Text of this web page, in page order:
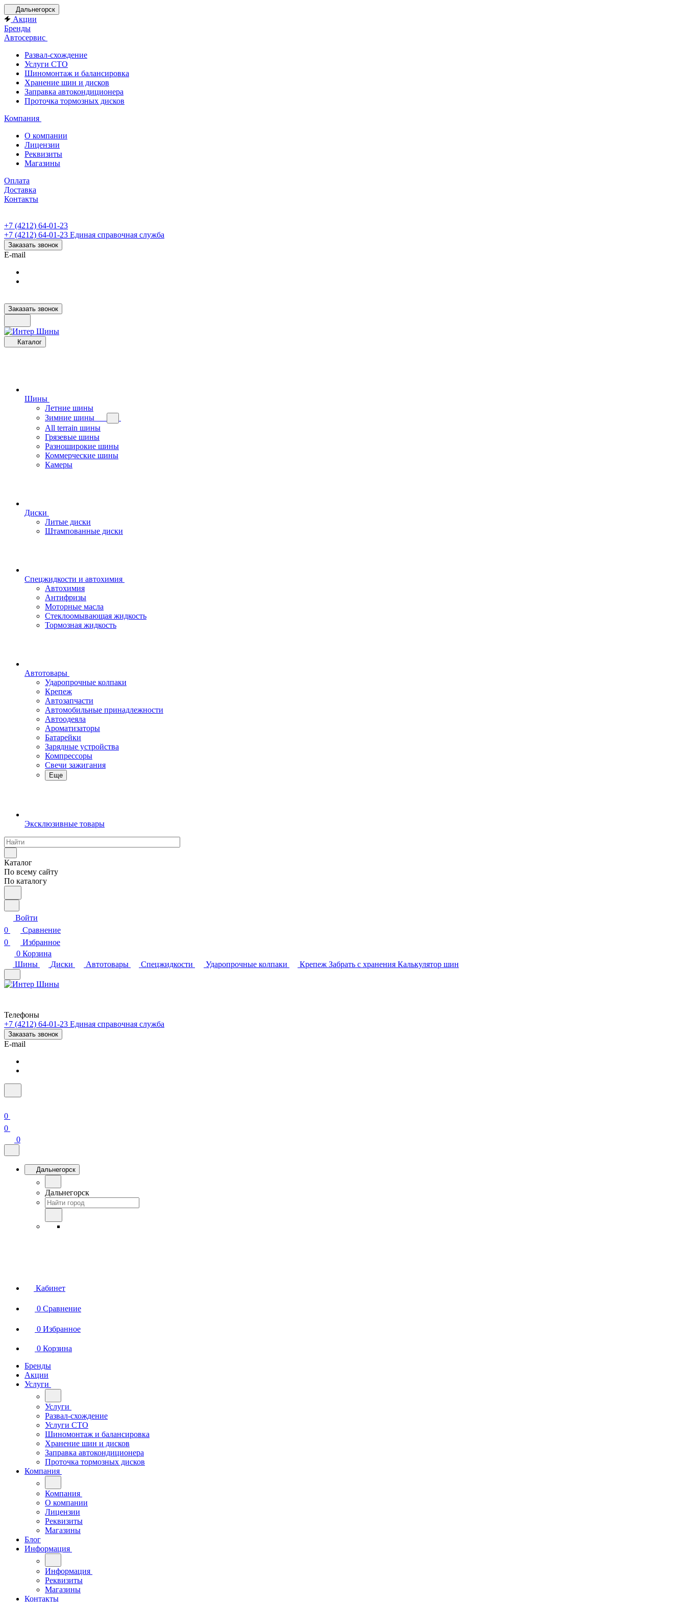
Дальнегорск
Акции
Бренды
Автосервис
Развал-схождение
Услуги СТО
Шиномонтаж и балансировка
Хранение шин и дисков
Заправка автокондиционера
Проточка тормозных дисков
Компания
О компании
Лицензии
Реквизиты
Магазины
Оплата
Доставка
Контакты
+7 (4212) 64-01-23
+7 (4212) 64-01-23 Единая справочная служба
Заказать звонок
E-mail
Заказать звонок
Каталог
Шины
Летние шины
Зимние шины
All terrain шины
Грязевые шины
Разноширокие шины
Коммерческие шины
Камеры
Диски
Литые диски
Штампованные диски
Спецжидкости и автохимия
Автохимия
Антифризы
Моторные масла
Стеклоомывающая жидкость
Тормозная жидкость
Автотовары
Ударопрочные колпаки
Крепеж
Автозапчасти
Автомобильные принадлежности
Автоодеяла
Ароматизаторы
Батарейки
Зарядные устройства
Компрессоры
Свечи зажигания
Еще
Эксклюзивные товары
Каталог
По всему сайту
По каталогу
Войти
0
Сравнение
0
Избранное
0 Корзина
Шины
Диски Автотовары Спецжидкости Ударопрочные колпаки Крепеж Забрать с хранения Калькулятор шин
Телефоны
+7 (4212) 64-01-23 Единая справочная служба
Заказать звонок
E-mail
0
0
0
Дальнегорск
Дальнегорск
Кабинет
0 Сравнение
0 Избранное
0 Корзина
Бренды
Акции
Услуги
Услуги
Развал-схождение
Услуги СТО
Шиномонтаж и балансировка
Хранение шин и дисков
Заправка автокондиционера
Проточка тормозных дисков
Компания
Компания
О компании
Лицензии
Реквизиты
Магазины
Блог
Информация
Информация
Реквизиты
Магазины
Контакты